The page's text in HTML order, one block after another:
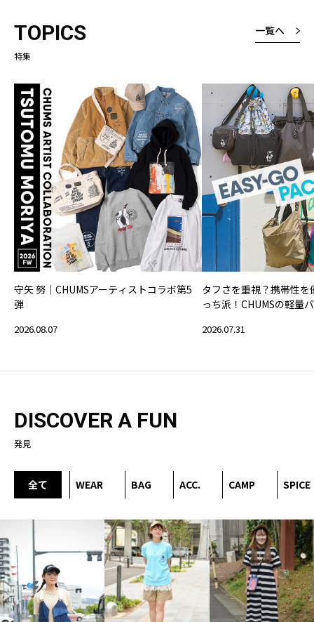
TOPICS
特集
一覧へ
守矢 努｜CHUMSアーティストコラボ第5
弾
2026.08.07
タフさを重視？携帯性
っち派！CHUMSの軽量
2026.07.31
DISCOVER A FUN
発見
全て WEAR BAG ACC. CAMP SPICE